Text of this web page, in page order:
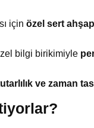
için özel sert
bilgi birikimiyle
ve zaman